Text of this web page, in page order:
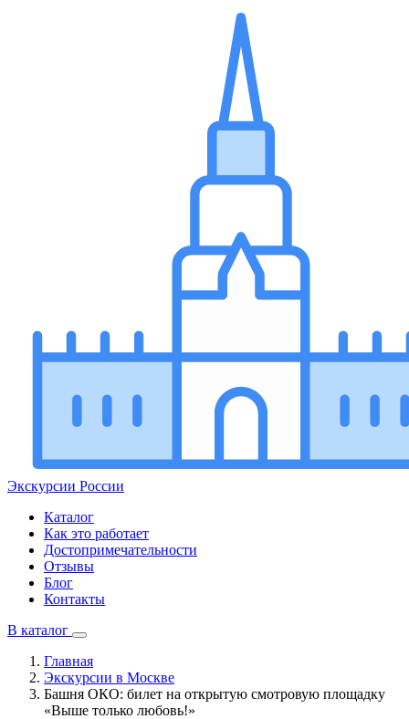
Экскурсии России
Каталог
Как это работает
Достопримечательности
Отзывы
Блог
Контакты
В каталог
Главная
Экскурсии в Москве
Башня ОКО: билет на открытую смотровую площадку
«Выше только любовь!»